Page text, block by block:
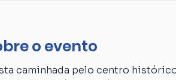
o evento
caminhada pelo centro